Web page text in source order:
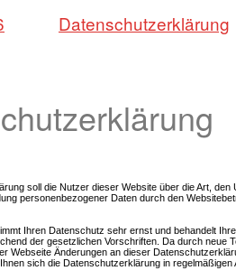
Datenschutzerklärung
soll die Nutzer dieser Website über die Art, den
personenbezogener Daten durch den
Ihren Datenschutz sehr ernst und behandelt
der gesetzlichen Vorschriften. Da durch neue
Webseite Änderungen an dieser
sich die Datenschutzerklärung in regelmäßigen